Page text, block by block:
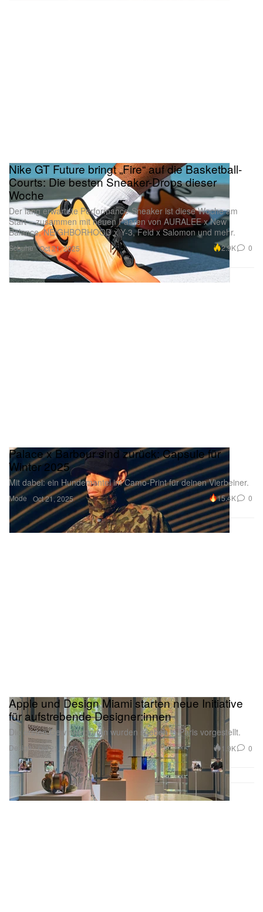
Schuhe
Nike GT Future bringt „Fire“ auf die Basketball-
Courts: Die besten Sneaker-Drops dieser
Woche
Der lang erwartete Performance-Sneaker ist diese Woche am
Start – zusammen mit neuen Paaren von AURALEE x New
Balance, NEIGHBORHOOD x Y-3, Feid x Salomon und mehr.
Oct 21, 2025 2.9K 0
Mode
Palace x Barbour sind zurück: Capsule für
Winter 2025
Mit dabei: ein Hundemantel im Camo-Print für deinen Vierbeiner.
Oct 21, 2025 15.4K 0
Design
Apple und Design Miami starten neue Initiative
für aufstrebende Designer:innen
Die ersten Gewinner:innen wurden soeben in Paris vorgestellt.
Oct 21, 2025 1.9K 0